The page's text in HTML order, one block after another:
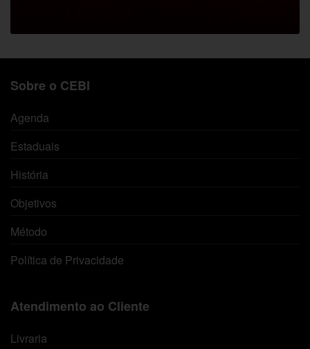
Sobre o CEBI
Agenda
Estaduais
História
Objetivos
Método
Política de Privacidade
Atendimento ao Cliente
Livraria